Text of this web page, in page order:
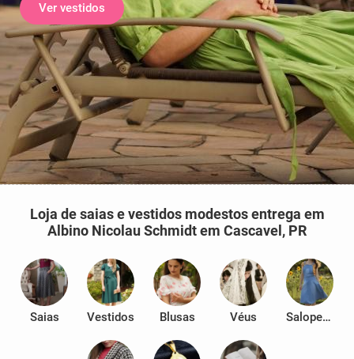
Ver vestidos
Loja de saias e vestidos modestos entrega em
Albino Nicolau Schmidt em Cascavel, PR
Saias Vestidos Blusas Véus Salopetes